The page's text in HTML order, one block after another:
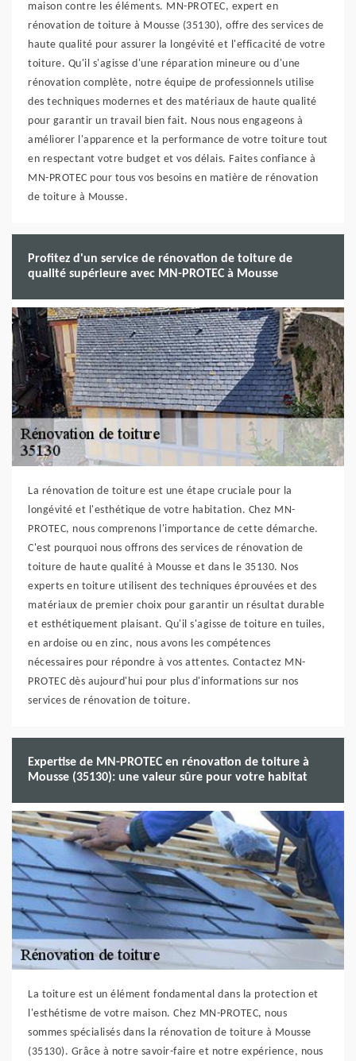
maison contre les éléments. MN-PROTEC, expert en
rénovation de toiture à Mousse (35130), offre des services de
haute qualité pour assurer la longévité et l'efficacité de votre
toiture. Qu'il s'agisse d'une réparation mineure ou d'une
rénovation complète, notre équipe de professionnels utilise
des techniques modernes et des matériaux de haute qualité
pour garantir un travail bien fait. Nous nous engageons à
améliorer l'apparence et la performance de votre toiture tout
en respectant votre budget et vos délais. Faites confiance à
MN-PROTEC pour tous vos besoins en matière de rénovation
de toiture à Mousse.
Profitez d'un service de rénovation de toiture de
qualité supérieure avec MN-PROTEC à Mousse
La rénovation de toiture est une étape cruciale pour la
longévité et l'esthétique de votre habitation. Chez MN-
PROTEC, nous comprenons l'importance de cette démarche.
C'est pourquoi nous offrons des services de rénovation de
toiture de haute qualité à Mousse et dans le 35130. Nos
experts en toiture utilisent des techniques éprouvées et des
matériaux de premier choix pour garantir un résultat durable
et esthétiquement plaisant. Qu'il s'agisse de toiture en tuiles,
en ardoise ou en zinc, nous avons les compétences
nécessaires pour répondre à vos attentes. Contactez MN-
PROTEC dès aujourd'hui pour plus d'informations sur nos
services de rénovation de toiture.
Expertise de MN-PROTEC en rénovation de toiture à
Mousse (35130): une valeur sûre pour votre habitat
La toiture est un élément fondamental dans la protection et
l'esthétisme de votre maison. Chez MN-PROTEC, nous
sommes spécialisés dans la rénovation de toiture à Mousse
(35130). Grâce à notre savoir-faire et notre expérience, nous